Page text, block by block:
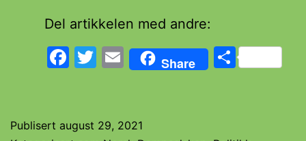
Del artikkelen med andre:
Facebook
Twitter
EmailShare Share
Publisert august 29, 2021